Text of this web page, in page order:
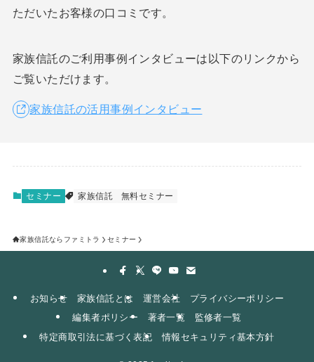
ただいたお客様の口コミです。
家族信託のご利用事例インタビューは以下のリンクから
ご覧いただけます。
家族信託の活用事例インタビュー
セミナー 家族信託 無料セミナー
家族信託ならファミトラ セミナー
お知らせ 家族信託とは 運営会社
プライバシーポリシー
編集者ポリシー
著者一覧
監修者一覧
特定商取引法に基づく表記
情報セキュリティ基本方針